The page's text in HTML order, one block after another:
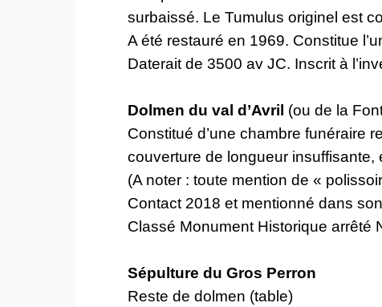
surbaissé. Le Tumulus originel est
A été restauré en 1969. Constitue
Daterait de 3500 av JC. Inscrit à
Dolmen du val d’Avril (ou de la
Constitué d’une chambre funéraire
couverture de longueur
(A noter : toute mention de «
Contact 2018 et mentionné dans
Classé Monument Historique arrêté
Sépulture du Gros Perron
Reste de dolmen (table)